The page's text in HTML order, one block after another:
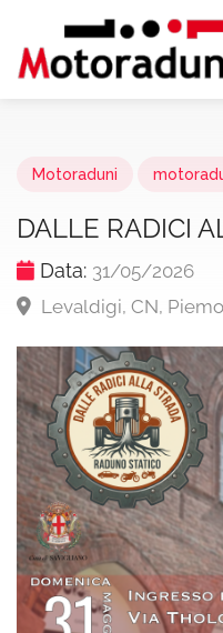
Motoraduni
DALLE RADICI
Data: 31/05/2026
Levaldigi, CN,